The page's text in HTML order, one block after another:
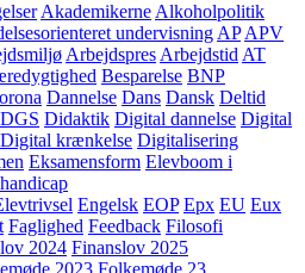
Akademikerne Alkoholpolitik
undervisning AP APV
Arbejdspres Arbejdstid AT
Besparelse BNP
Dannelse Dans Dansk Deltid
DGS Didaktik Digital dannelse Digital
Digital krænkelse Digitalisering
Eksamensform Elevboom i
Engelsk EOP Epx EU Eux
Faglighed Feedback Filosofi
2024 Finanslov 2025